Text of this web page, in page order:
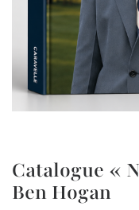
Catalogue «
Ben Hogan